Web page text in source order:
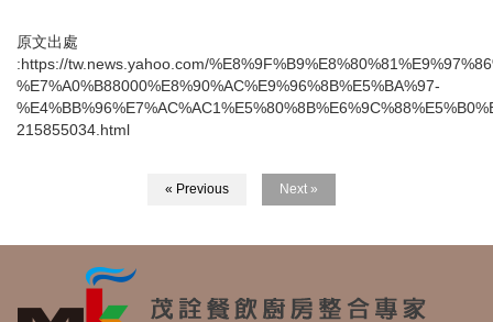
原文出處
:https://tw.news.yahoo.com/
%E7%A0%B88000%E8%90%AC%E9%96%8B%E5%BA%97-
215855034.html
« Previous Next »